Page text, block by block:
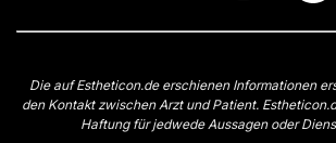
Die auf Estheticon.de erschienen Informationen
den Kontakt zwischen Arzt und Patient.
Haftung für jedwede Aussagen oder